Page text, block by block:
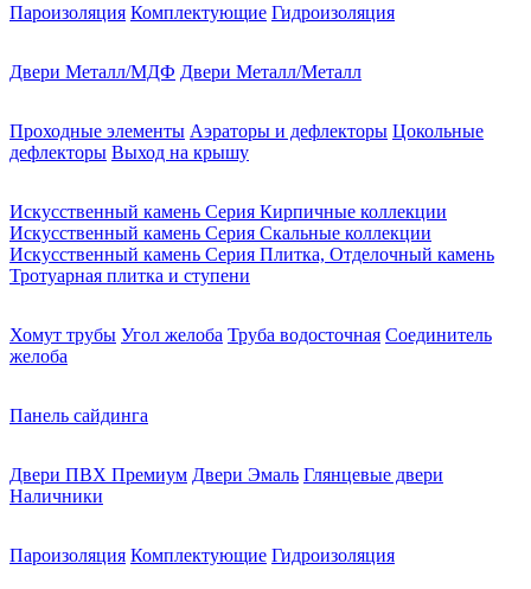
Пароизоляция Комплектующие Гидроизоляция
Двери Металл/МДФ Двери Металл/Металл
Проходные элементы Аэраторы и дефлекторы Цокольные
дефлекторы Выход на крышу
Искусственный камень Серия Кирпичные коллекции
Искусственный камень Серия Скальные коллекции
Искусственный камень Серия Плитка, Отделочный камень
Тротуарная плитка и ступени
Хомут трубы Угол желоба Труба водосточная Соединитель
желоба
Панель сайдинга
Двери ПВХ Премиум Двери Эмаль Глянцевые двери
Наличники
Пароизоляция Комплектующие Гидроизоляция